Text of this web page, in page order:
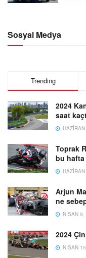
Sosyal Medya
Trending
2024
saat
Toprak
bu hafta
Arjun
ne
NISAN 9,
2024
NISAN